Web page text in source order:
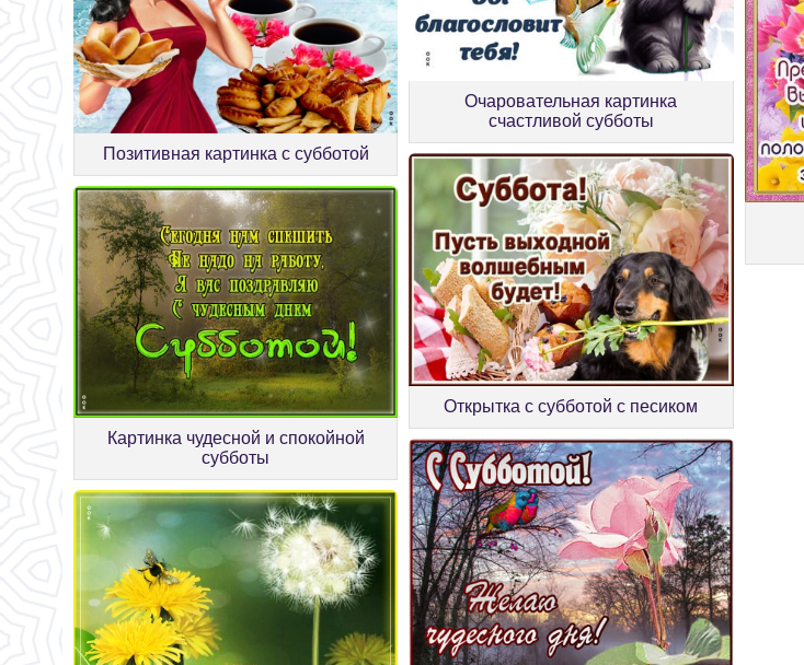
Позитивная картинка с субботой
Очаровательная картинка
счастливой субботы
Картинка чудесной и спокойной
субботы
Открытка с субботой с песиком